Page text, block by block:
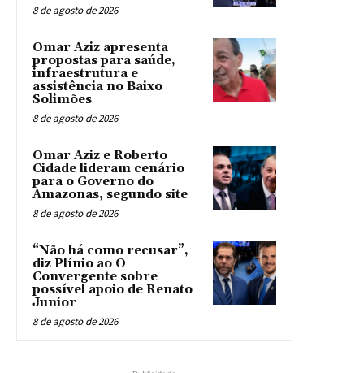
8 de agosto de 2026
Omar Aziz apresenta
propostas para saúde,
infraestrutura e
assistência no Baixo
Solimões
8 de agosto de 2026
Omar Aziz e Roberto
Cidade lideram cenário
para o Governo do
Amazonas, segundo site
8 de agosto de 2026
“Não há como recusar”,
diz Plínio ao O
Convergente sobre
possível apoio de Renato
Junior
8 de agosto de 2026